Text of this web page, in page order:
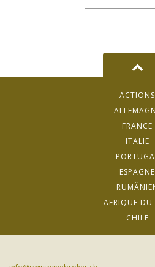
ACTIONS
FRANCE
ITALIE
ESPAGNE
AFRIQUE DU
CHILE